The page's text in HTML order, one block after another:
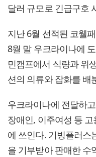
달러 규모로 긴급구호
지난 6월 선적된 코웰
8월 말 우크라이나에
민캠프에서 식량과 위
션의 의류와 잡화를 배
우크라이나에 전달하
장애인, 이주여성 등
에 쓰인다. 기빙플러스
을 기부받아 판매한 수